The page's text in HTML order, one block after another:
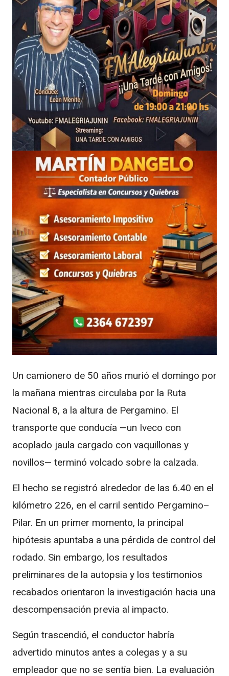
Un camionero de 50 años murió el domingo por
la mañana mientras circulaba por la Ruta
Nacional 8, a la altura de Pergamino. El
transporte que conducía —un Iveco con
acoplado jaula cargado con vaquillonas y
novillos— terminó volcado sobre la calzada.
El hecho se registró alrededor de las 6.40 en el
kilómetro 226, en el carril sentido Pergamino–
Pilar. En un primer momento, la principal
hipótesis apuntaba a una pérdida de control del
rodado. Sin embargo, los resultados
preliminares de la autopsia y los testimonios
recabados orientaron la investigación hacia una
descompensación previa al impacto.
Según trascendió, el conductor habría
advertido minutos antes a colegas y a su
empleador que no se sentía bien. La evaluación